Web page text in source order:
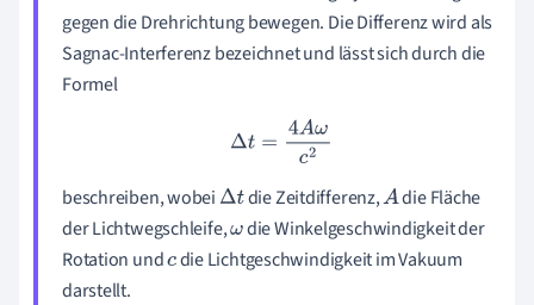
gegen die Drehrichtung bewegen. Die Differenz wird als
Sagnac-Interferenz bezeichnet und lässt sich durch die
Formel
Δt =4 Aωc2
beschreiben, wobei Δt die Zeitdifferenz,A die Fläche
der Lichtwegschleife,ωdie Winkelgeschwindigkeit der
Rotation undcdie Lichtgeschwindigkeit im Vakuum
darstellt.